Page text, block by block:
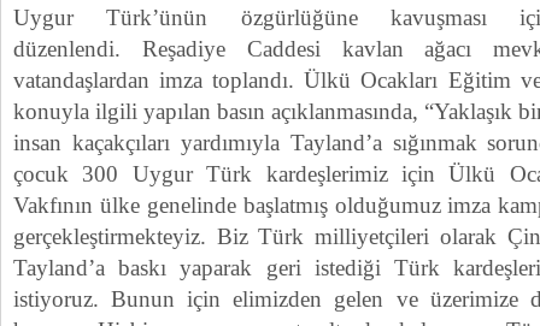
Uygur Türk’ünün özgürlüğüne kavuşması
düzenlendi. Reşadiye Caddesi kavlan ağacı
vatandaşlardan imza toplandı. Ülkü Ocakları Eğitim
konuyla ilgili yapılan basın açıklanmasında, “Yaklaşık
insan kaçakçıları yardımıyla Tayland’a sığınmak
çocuk 300 Uygur Türk kardeşlerimiz için Ülkü
Vakfının ülke genelinde başlatmış olduğumuz imza
gerçekleştirmekteyiz. Biz Türk milliyetçileri olarak
Tayland’a baskı yaparak geri istediği Türk
istiyoruz. Bunun için elimizden gelen ve üzerimize